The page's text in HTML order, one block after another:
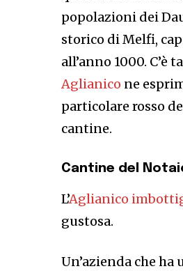
popolazioni dei
storico di Melfi,
all’anno 1000.
Aglianico ne
particolare rosso
cantine.
Cantine del
L’Aglianico
gustosa.
Un’azienda che